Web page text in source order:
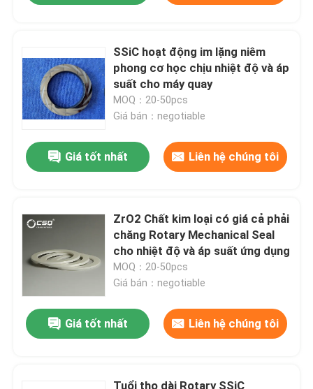
SSiC hoạt động im lặng niêm
phong cơ học chịu nhiệt độ và áp
suất cho máy quay
MOQ：20-50pcs
Giá bán：negotiable
Giá tốt nhất Liên hệ chúng tôi
ZrO2 Chất kim loại có giá cả phải
chăng Rotary Mechanical Seal
cho nhiệt độ và áp suất ứng dụng
MOQ：20-50pcs
Giá bán：negotiable
Giá tốt nhất Liên hệ chúng tôi
Tuổi thọ dài Rotary SSiC